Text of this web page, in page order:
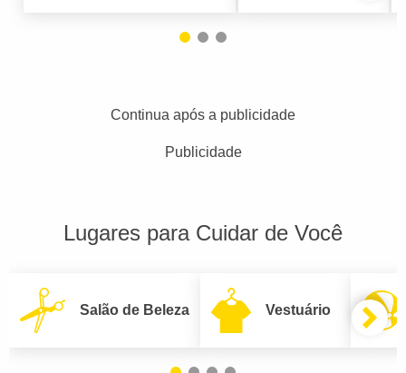
Continua após a publicidade
Publicidade
Lugares para Cuidar de Você
Salão de Beleza Vestuário